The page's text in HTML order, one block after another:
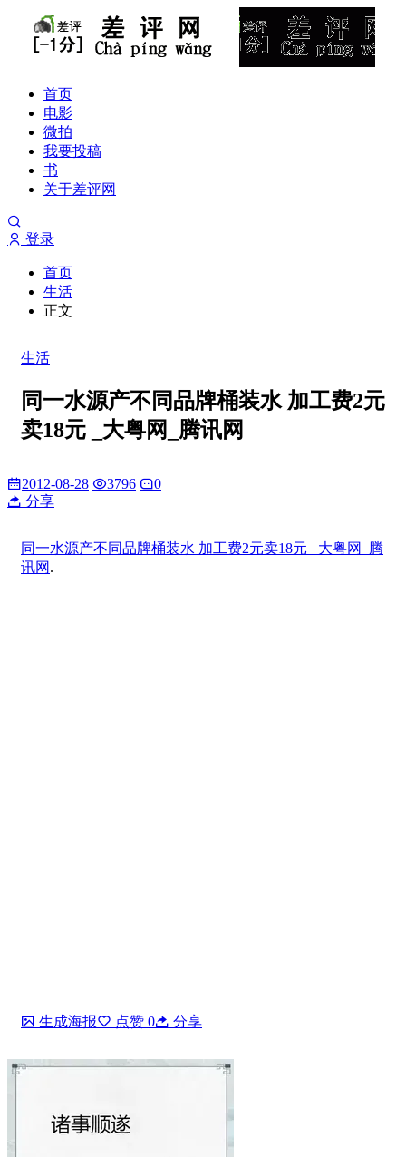
首页
电影
微拍
我要投稿
书
关于差评网
登录
首页
生活
正文
生活
同一水源产不同品牌桶装水 加工费2元
卖18元 _大粤网_腾讯网
2012-08-28 3796
0
分享
同一水源产不同品牌桶装水 加工费2元卖18元 _大粤网_腾
讯网 .
生成海报 点赞 0 分享